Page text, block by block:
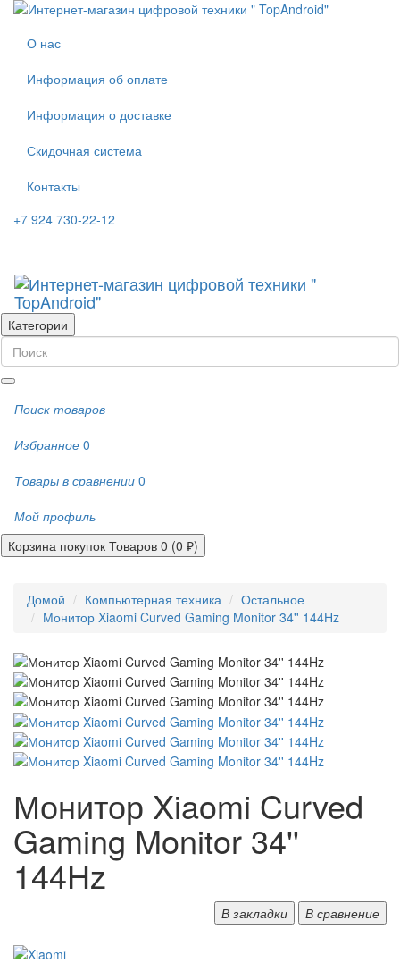
О нас
Информация об оплате
Информация о доставке
Скидочная система
Контакты
+7 924 730-22-12
Категории
Поиск товаров
Избранное 0
Товары в сравнении 0
Мой профиль
Корзина покупок Товаров 0 (0 ₽)
Домой Компьютерная техника
Остальное
Монитор Xiaomi Curved Gaming Monitor 34'' 144Hz
Монитор Xiaomi Curved
Gaming Monitor 34''
144Hz
В закладки В сравнение